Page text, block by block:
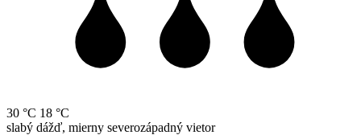
30 °C 18 °C
slabý dážď, mierny severozápadný vietor